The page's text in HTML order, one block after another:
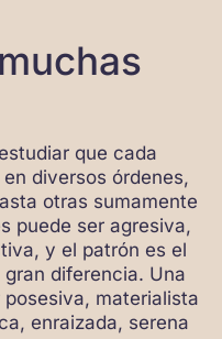
que cada
diversos órdenes,
otras sumamente
puede ser agresiva,
y el patrón es el
diferencia. Una
materialista
enraizada, serena